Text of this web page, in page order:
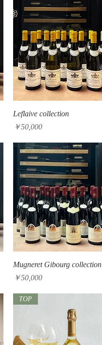
クイックビュー
Leflaive collection
価格
￥50,000
クイックビュー
Mugneret Gibourg collection
価格
￥50,000
TOP